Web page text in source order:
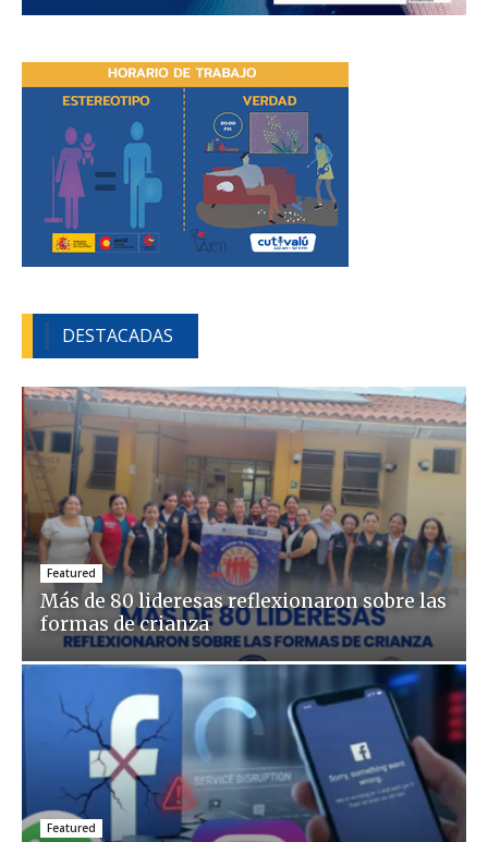
DESTACADAS
Featured
Más de 80 lideresas reflexionaron sobre las
formas de crianza
Featured